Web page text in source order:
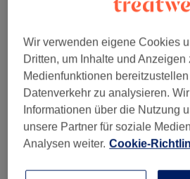
Damen - Farbe & Coloration (6)
Damen - Haarschnitte & Stylings (
Haarkuren & Pflege (1)
Wir verwenden eigene Cookies
Dritten, um Inhalte und
Medienfunktionen
Datenverkehr zu analysieren.
Informationen über die Nutzung
unsere Partner für soziale
Analysen weiter. Cookie-